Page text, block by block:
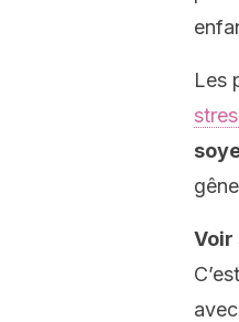
Les
Voir